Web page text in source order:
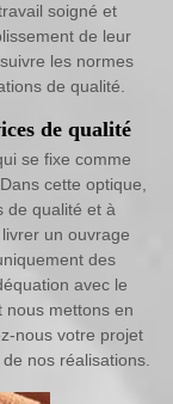
soigné et
de leur
les normes
de qualité.
de qualité
se fixe comme
cette optique,
de qualité et à
un ouvrage
des
avec le
nous mettons en
nous votre projet
nos réalisations.